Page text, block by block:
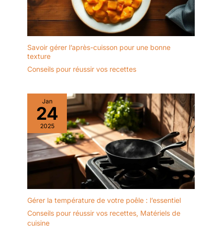
Savoir gérer l’après-cuisson pour une bonne
texture
Conseils pour réussir vos recettes
Jan
24
2025
Gérer la température de votre poêle : l’essentiel
Conseils pour réussir vos recettes, Matériels de
cuisine